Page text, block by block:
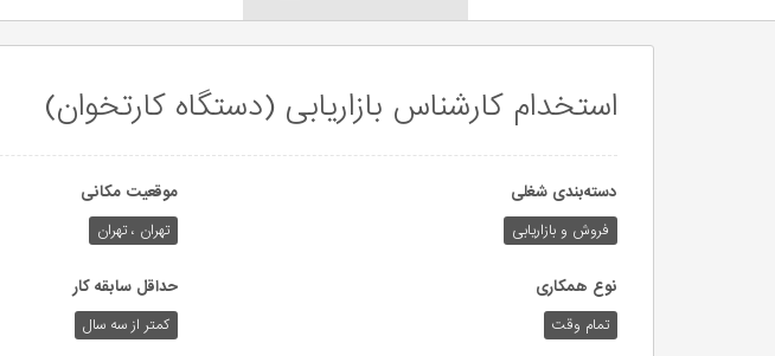
استخدام کارشناس بازاریابی (دستگاه کارتخوان)
دسته‌بندی شغلی
فروش و بازاریابی
موقعیت مکانی
تهران ، تهران
نوع همکاری
تمام وقت
حداقل سابقه کار
کمتر از سه سال